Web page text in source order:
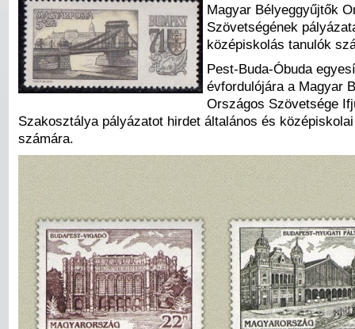
Magyar Bélyeggyűjtők
Szövetségének
középiskolás tanulók
Pest-Buda-Óbuda
évfordulójára a Magyar
Országos Szövetsége
Szakosztálya pályázatot hirdet általános és
számára.